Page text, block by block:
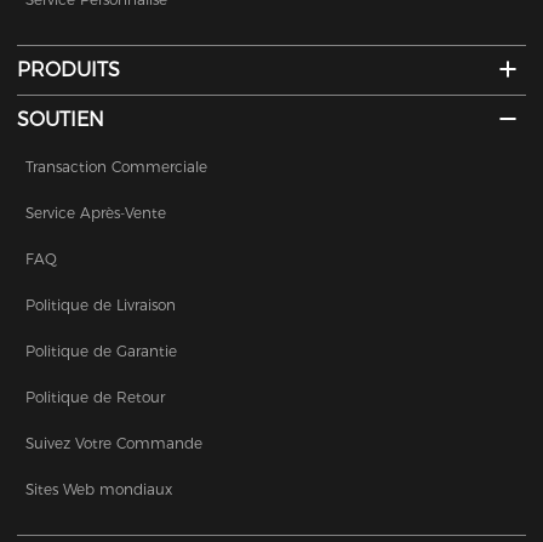
PRODUITS
SOUTIEN
Transaction Commerciale
Service Après-Vente
FAQ
Politique de Livraison
Politique de Garantie
Politique de Retour
Suivez Votre Commande
Sites Web mondiaux